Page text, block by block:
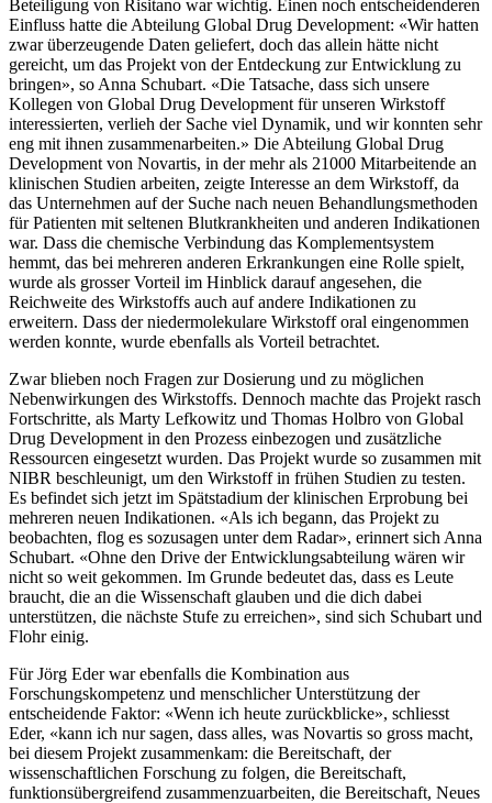
Beteiligung von Risitano war wichtig. Einen noch entscheidenderen
Einfluss hatte die Abteilung Global Drug Development: «Wir hatten
zwar überzeugende Daten geliefert, doch das allein hätte nicht
gereicht, um das Projekt von der Entdeckung zur Entwicklung zu
bringen», so Anna Schubart. «Die Tatsache, dass sich unsere
Kollegen von Global Drug Development für unseren Wirkstoff
interessierten, verlieh der Sache viel Dynamik, und wir konnten sehr
eng mit ihnen zusammenarbeiten.» Die Abteilung Global Drug
Development von Novartis, in der mehr als 21000 Mitarbeitende an
klinischen Studien arbeiten, zeigte Interesse an dem Wirkstoff, da
das Unternehmen auf der Suche nach neuen Behandlungsmethoden
für Patienten mit seltenen Blutkrankheiten und anderen Indikationen
war. Dass die chemische Verbindung das Komplementsystem
hemmt, das bei mehreren anderen Erkrankungen eine Rolle spielt,
wurde als grosser Vorteil im Hinblick darauf angesehen, die
Reichweite des Wirkstoffs auch auf andere Indikationen zu
erweitern. Dass der niedermolekulare Wirkstoff oral eingenommen
werden konnte, wurde ebenfalls als Vorteil betrachtet.
Zwar blieben noch Fragen zur Dosierung und zu möglichen
Nebenwirkungen des Wirkstoffs. Dennoch machte das Projekt rasch
Fortschritte, als Marty Lefkowitz und Thomas Holbro von Global
Drug Development in den Prozess einbezogen und zusätzliche
Ressourcen eingesetzt wurden. Das Projekt wurde so zusammen mit
NIBR beschleunigt, um den Wirkstoff in frühen Studien zu testen.
Es befindet sich jetzt im Spätstadium der klinischen Erprobung bei
mehreren neuen Indikationen. «Als ich begann, das Projekt zu
beobachten, flog es sozusagen unter dem Radar», erinnert sich Anna
Schubart. «Ohne den Drive der Entwicklungsabteilung wären wir
nicht so weit gekommen. Im Grunde bedeutet das, dass es Leute
braucht, die an die Wissenschaft glauben und die dich dabei
unterstützen, die nächste Stufe zu erreichen», sind sich Schubart und
Flohr einig.
Für Jörg Eder war ebenfalls die Kombination aus
Forschungskompetenz und menschlicher Unterstützung der
entscheidende Faktor: «Wenn ich heute zurückblicke», schliesst
Eder, «kann ich nur sagen, dass alles, was Novartis so gross macht,
bei diesem Projekt zusammenkam: die Bereitschaft, der
wissenschaftlichen Forschung zu folgen, die Bereitschaft,
funktionsübergreifend zusammenzuarbeiten, die Bereitschaft, Neues